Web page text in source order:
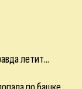
летит...